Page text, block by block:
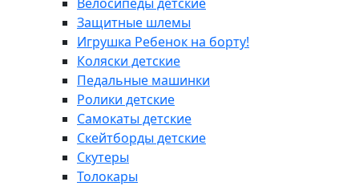
Защитные шлемы
Игрушка Ребенок на борту!
Коляски детские
Педальные машинки
Ролики детские
Самокаты детские
Скейтборды детские
Скутеры
Толокары